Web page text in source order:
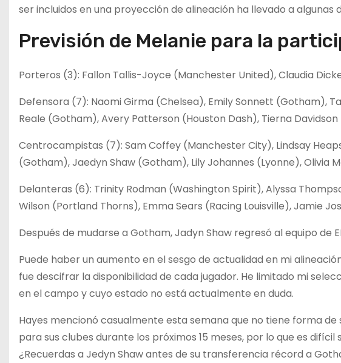
ser incluidos en una proyección de alineación ha llevado a algunas
Previsión de Melanie para la
Porteros (3): Fallon Tallis-Joyce (Manchester United), Claudia
Defensora (7): Naomi Girma (Chelsea), Emily Sonnett (Gotham),
Reale (Gotham), Avery Patterson (Houston Dash), Tierna
Centrocampistas (7): Sam Coffey (Manchester City), Lindsay
(Gotham), Jaedyn Shaw (Gotham), Lily Johannes (Lyonne), Olivia
Delanteras (6): Trinity Rodman (Washington Spirit), Alyssa
Wilson (Portland Thorns), Emma Sears (Racing Louisville), Jamie
Después de mudarse a Gotham, Jadyn Shaw regresó al equipo de
Puede haber un aumento en el sesgo de actualidad en mi
fue descifrar la disponibilidad de cada jugador. He limitado mi
en el campo y cuyo estado no está actualmente en duda.
Hayes mencionó casualmente esta semana que no tiene forma
para sus clubes durante los próximos 15 meses, por lo que es
¿Recuerdas a Jedyn Shaw antes de su transferencia récord a